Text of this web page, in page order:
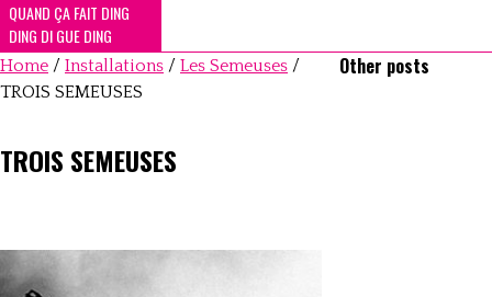
QUAND ÇA FAIT DING
DING DI GUE DING
Home / Installations / Les Semeuses /
TROIS SEMEUSES
TROIS SEMEUSES
Other posts